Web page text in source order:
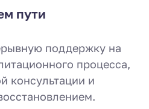
пути
поддержку на
процесса,
консультации и